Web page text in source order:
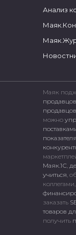
Анализ
Маяк
продавцов
можно
Маяк.1С,
учиться,
заказать
товаров
получить